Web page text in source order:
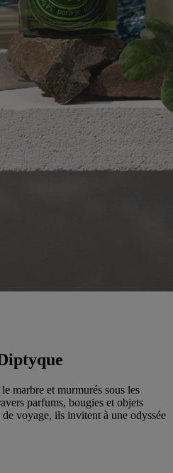
marbre et murmurés sous les
parfums, bougies et objets
voyage, ils invitent à une odyssée